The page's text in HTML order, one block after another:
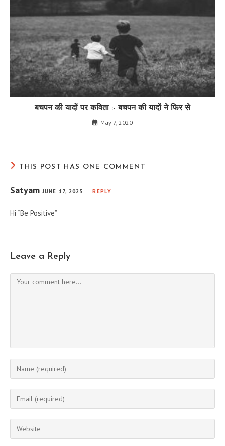
बचपन की यादों पर कविता :- बचपन की यादों ने फिर से
May 7, 2020
THIS POST HAS ONE COMMENT
Satyam JUNE 17, 2023 REPLY
Hi “Be Positive”
Leave a Reply
Comment
Enter
your
name
comment
Enter
your
email
address
Enter
your